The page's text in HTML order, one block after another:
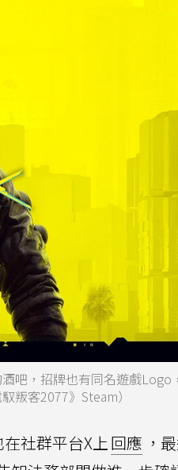
吧，招牌也有同名遊戲Logo
叛客2077》Steam）
在社群平台X上回應 ，